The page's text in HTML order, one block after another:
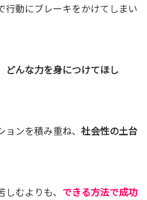
行動にブレーキをかけてしまい
どんな力を身につけてほし
ンを積み重ね、 社会性の土台
むよりも、 できる方法で成功